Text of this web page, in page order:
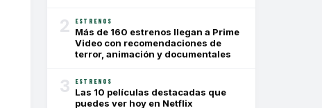
2 ESTRENOS
Más de 160 estrenos llegan a Prime
Video con recomendaciones de
terror, animación y documentales
3 ESTRENOS
Las 10 películas destacadas que
puedes ver hoy en Netflix